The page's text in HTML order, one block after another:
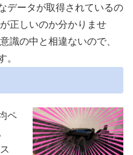
データが取得されているの
正しいのか分かりませ
識の中と相違ないので、
。
ペ